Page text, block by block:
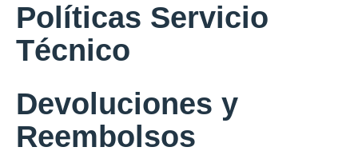
Políticas Servicio
Técnico
Devoluciones y
Reembolsos